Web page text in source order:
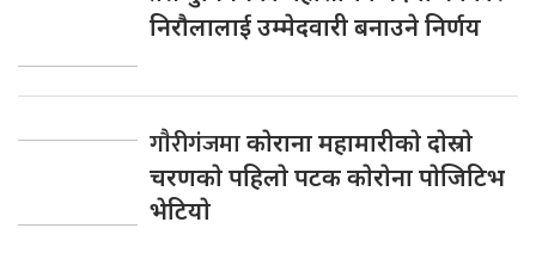
निराैलालाई उम्मेदवारी बनाउने निर्णय
गाैरीगंजमाकाेराना महामारीकाे दाेस्राे
चरणकाे पहिलाे पटक काेराेना पाेजिटिभ
भेटियाे